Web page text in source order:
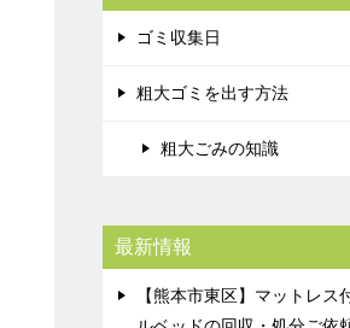
ゴミ収集日
粗大ゴミを出す方法
粗大ごみの知識
最新情報
【熊本市東区】マットレス